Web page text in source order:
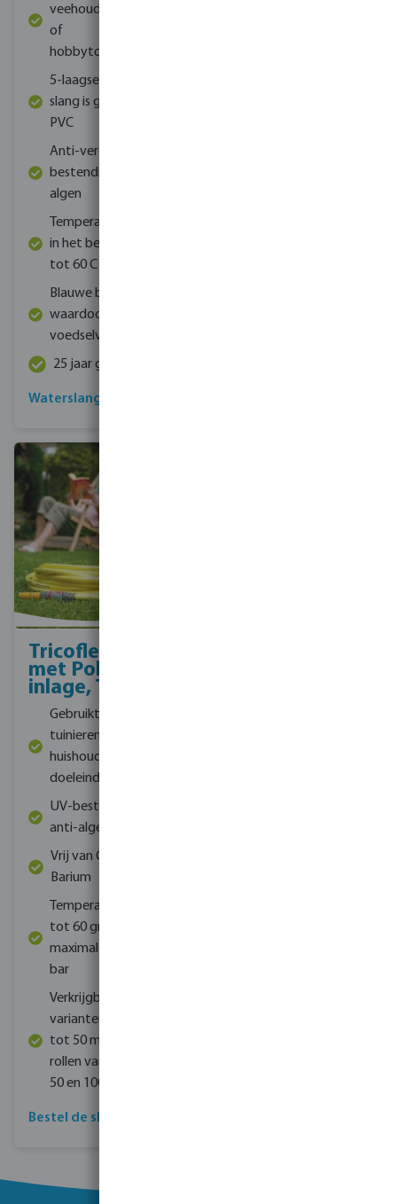
veehouderij, irrigatie
of
hobbytoepassingen
5-laagse geweven
slang is gemaakt van
PVC
Anti-verdraaiing, UV-
bestendig en Anit-
algen
Temperatuurbestendig
in het bereik van -20 C
tot 60 C
Blauwe binnenlaag
waardoor de slang
voedselveilig is
25 jaar garantie
Waterslang kopen
Tricoflex Hose
met Polyester
inlage, Type R
Gebruikt voor
tuinieren en
huishoudelijke
doeleinden
UV-bestendig en
anti-algen
Vrij van Cadium en
Barium
Temperatuurbestendig
tot 60 graden en een
maximale druk van 10
bar
Verkrijgbaar in
varianten van 12,5
tot 50 mm en op
rollen van 20, 25, 30,
50 en 100 meter
Bestel de slang